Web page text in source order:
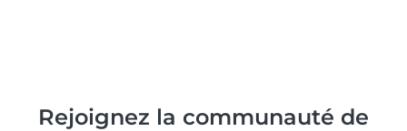
Rejoignez la communauté de